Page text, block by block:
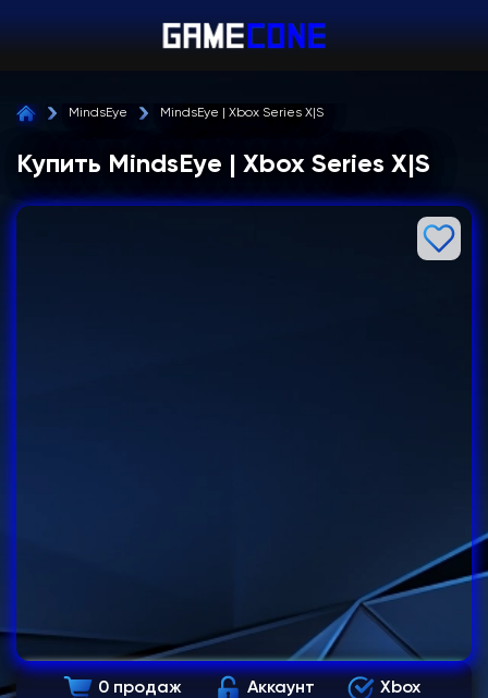
MindsEye MindsEye | Xbox Series X|S
Купить MindsEye | Xbox Series X|S
0 продаж Аккаунт Xbox